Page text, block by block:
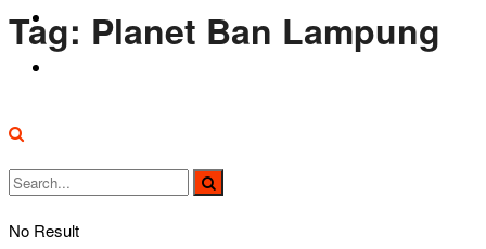
Bikers Cars
No Result
Tag: Planet Ban Lampung